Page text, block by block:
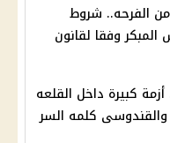
الفرحه.. شروط
وفقا لقانون
كبيرة داخل القلعه
والقندوسى كلمه السر